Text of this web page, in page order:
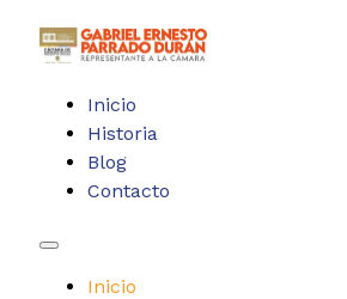
Inicio
Historia
Blog
Contacto
Inicio